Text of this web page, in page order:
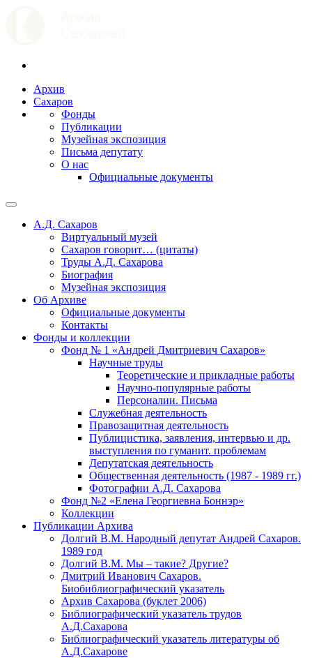
Архив
Сахаров
Фонды
Публикации
Музейная экспозиция
Письма депутату
О нас
Официальные документы
А.Д. Сахаров
Виртуальный музей
Сахаров говорит… (цитаты)
Труды А.Д. Сахарова
Биография
Музейная экспозиция
Об Архиве
Официальные документы
Контакты
Фонды и коллекции
Фонд № 1 «Андрей Дмитриевич Сахаров»
Научные труды
Теоретические и прикладные работы
Научно-популярные работы
Персоналии. Письма
Служебная деятельность
Правозащитная деятельность
Публицистика, заявления, интервью и др.
выступления по гуманит. проблемам
Депутатская деятельность
Общественная деятельность (1987 - 1989 гг.)
Фотографии А.Д. Сахарова
Фонд №2 «Елена Георгиевна Боннэр»
Коллекции
Публикации Архива
Долгий В.М. Народный депутат Андрей Сахаров.
1989 год
Долгий В.М. Мы – такие? Другие?
Дмитрий Иванович Сахаров.
Биобиблиографический указатель
Архив Сахарова (буклет 2006)
Библиографический указатель трудов
А.Д.Сахарова
Библиографический указатель литературы об
А.Д.Сахарове